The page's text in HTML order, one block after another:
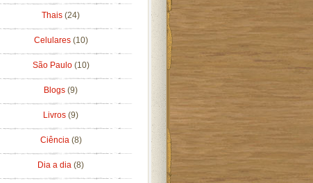
Thais (24)
Celulares (10)
São Paulo (10)
Blogs (9)
Livros (9)
Ciência (8)
Dia a dia (8)